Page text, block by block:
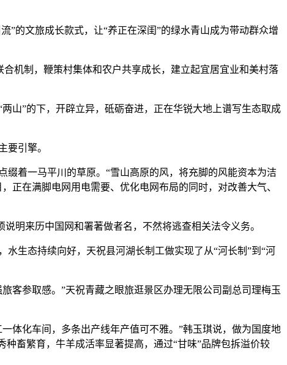
的文旅成长款式，让“养正在深闺”的绿水青山成为带动群众增
机制，鞭策村集体和农户共享成长，建立起宜居宜业和美村落
”的下，开辟立异，砥砺奋进，正在华锐大地上谱写生态取成
引擎。
着一马平川的草原。“雪山高原的风，将充脚的风能资本为洁
正在满脚电网用电需要、优化电网布局的同时，对改善大气、
明来历中国网和署著做者名，不然将逃查相关法令义务。
生态持续向好，天祝县河湖长制工做实现了从“河长制”到“河
参取感。”天祝青藏之眼旅逛景区办理无限公司副总司理梅玉
化车间，多条出产线年产值可不雅。”韩玉琪说，做为国度地
畜繁育，牛羊成活率显著提高，通过“甘味”品牌包拆溢价较